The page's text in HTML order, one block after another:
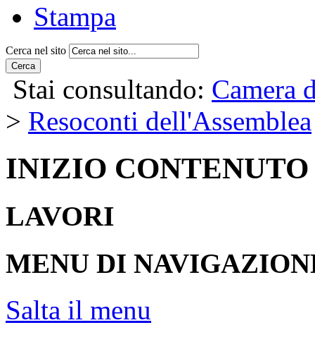
Cerca nel sito
Cerca
Stai consultando: Camera
> Resoconti dell'Assemblea
INIZIO CONTENUTO
LAVORI
MENU DI
Salta il menu